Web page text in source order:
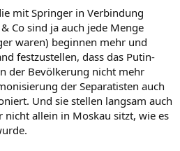
mit Springer in Verbindung
Co sind ja auch jede Menge
waren) beginnen mehr und
festzustellen, dass das Putin-
der Bevölkerung nicht mehr
der Separatisten auch
Und sie stellen langsam auch
nicht allein in Moskau sitzt, wie es